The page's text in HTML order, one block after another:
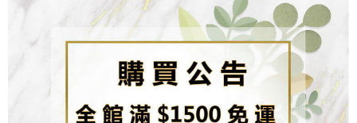
1.本服務係由「台灣大哥大股份有限公司」（以下簡稱本公司）所提供，讓
用戶於交易時，得透過本服務購買商品或服務，並由商店將買賣／分期付款
買賣價金債權讓與本公司後，依約使用本公司帳單繳交帳款。
2.基於同意付款使用「大哥付你分期」之契約關係目的，商店將以您的個人
資料（包含姓名、電話或地址）提供予台灣大哥大進項蒐集、處理及利用，
由本公司與您本人進行分期帳單所需資料之確認、核對及更正。
3.完整用戶服務條款，請詳閱以下連結：https://oppay.tw/userRule
ATM／網路銀行／等多元方式進行付款，方視為交易完成。
※ 請注意：結帳手續完成當下不需立刻繳費，但若您需要取消訂單，請聯絡
購買商品的店家。未經商家同意取消之訂單仍視為有效，需透過AFTEE先享
※ 交易是否成功請以「AFTEE先享後付 」之結帳頁面顯示為準，若有關於
是否繳費成功／繳費後需取消欲退款等相關疑問，請聯繫「AFTEE先享後付
客戶支援中心」https://netprotections.freshdesk.com/support/home
每筆NT$80，滿NT$1,500(含以上)免運費
每筆NT$65，滿NT$1,500(含以上)免運費